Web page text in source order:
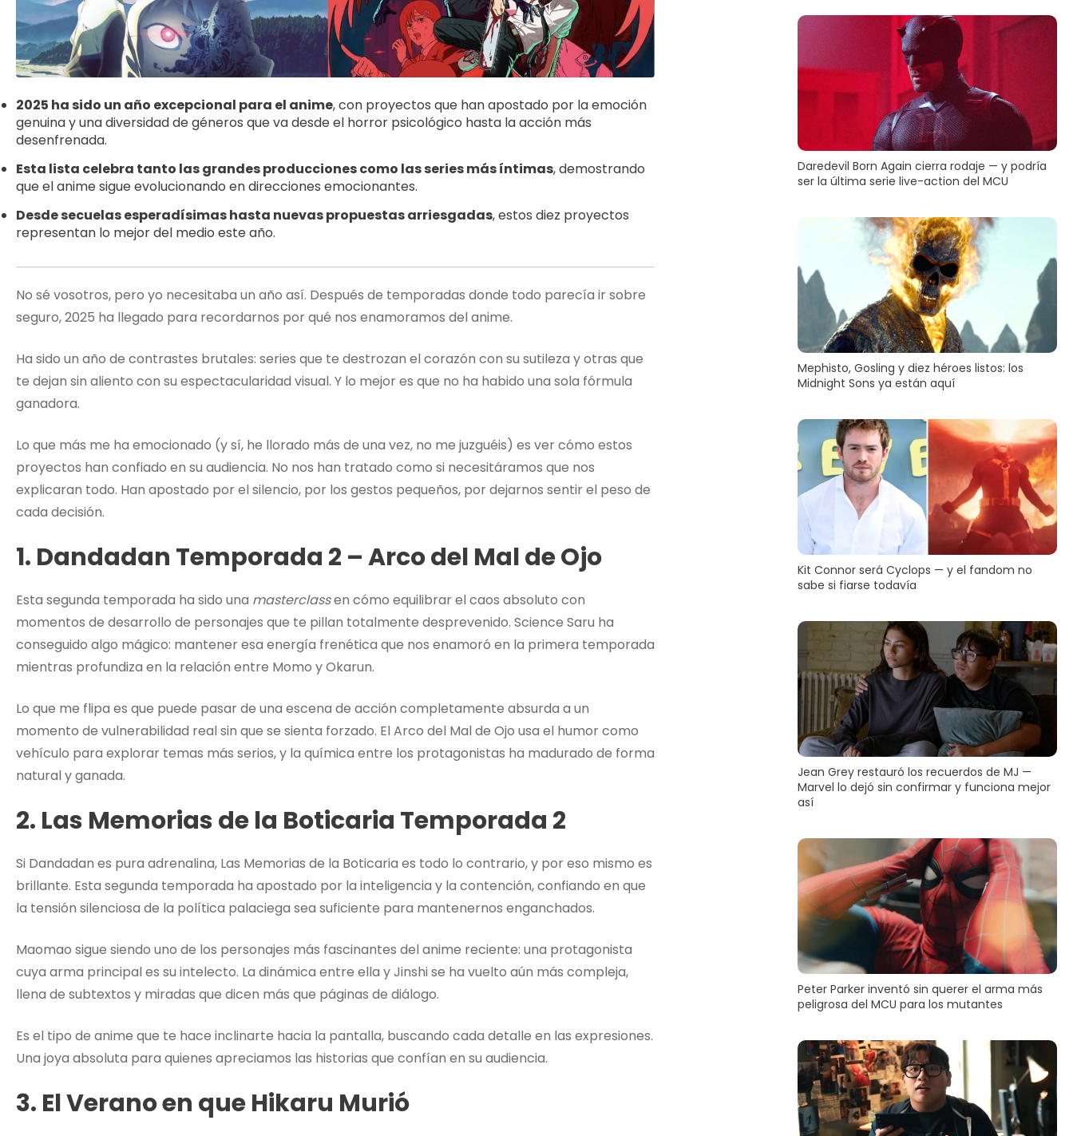
2025 ha sido un año excepcional para el anime, con proyectos que han apostado por la emoción
genuina y una diversidad de géneros que va desde el horror psicológico hasta la acción más
desenfrenada.
Esta lista celebra tanto las grandes producciones como las series más íntimas, demostrando
que el anime sigue evolucionando en direcciones emocionantes.
Desde secuelas esperadísimas hasta nuevas propuestas arriesgadas, estos diez proyectos
representan lo mejor del medio este año.
No sé vosotros, pero yo necesitaba un año así. Después de temporadas donde todo parecía ir sobre
seguro, 2025 ha llegado para recordarnos por qué nos enamoramos del anime.
Ha sido un año de contrastes brutales: series que te destrozan el corazón con su sutileza y otras que
te dejan sin aliento con su espectacularidad visual. Y lo mejor es que no ha habido una sola fórmula
ganadora.
Lo que más me ha emocionado (y sí, he llorado más de una vez, no me juzguéis) es ver cómo estos
proyectos han confiado en su audiencia. No nos han tratado como si necesitáramos que nos
explicaran todo. Han apostado por el silencio, por los gestos pequeños, por dejarnos sentir el peso de
cada decisión.
1. Dandadan Temporada 2 – Arco del Mal de Ojo
Esta segunda temporada ha sido una masterclassen cómo equilibrar el caos absoluto con
momentos de desarrollo de personajes que te pillan totalmente desprevenido. Science Saru ha
conseguido algo mágico: mantener esa energía frenética que nos enamoró en la primera temporada
mientras profundiza en la relación entre Momo y Okarun.
Lo que me flipa es que puede pasar de una escena de acción completamente absurda a un
momento de vulnerabilidad real sin que se sienta forzado. El Arco del Mal de Ojo usa el humor como
vehículo para explorar temas más serios, y la química entre los protagonistas ha madurado de forma
natural y ganada.
2. Las Memorias de la Boticaria Temporada 2
Si Dandadan es pura adrenalina, Las Memorias de la Boticaria es todo lo contrario, y por eso mismo es
brillante. Esta segunda temporada ha apostado por la inteligencia y la contención, confiando en que
la tensión silenciosa de la política palaciega sea suficiente para mantenernos enganchados.
Maomao sigue siendo uno de los personajes más fascinantes del anime reciente: una protagonista
cuya arma principal es su intelecto. La dinámica entre ella y Jinshi se ha vuelto aún más compleja,
llena de subtextos y miradas que dicen más que páginas de diálogo.
Es el tipo de anime que te hace inclinarte hacia la pantalla, buscando cada detalle en las expresiones.
Una joya absoluta para quienes apreciamos las historias que confían en su audiencia.
3. El Verano en que Hikaru Murió
Daredevil Born Again cierra rodaje — y podría
ser la última serie live-action del MCU
Mephisto, Gosling y diez héroes listos: los
Midnight Sons ya están aquí
Kit Connor será Cyclops — y el fandom no
sabe si fiarse todavía
Jean Grey restauró los recuerdos de MJ —
Marvel lo dejó sin confirmar y funciona mejor
así
Peter Parker inventó sin querer el arma más
peligrosa del MCU para los mutantes